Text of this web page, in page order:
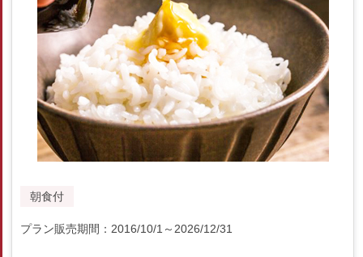
朝食付
プラン販売期間：2016/10/1～2026/12/31